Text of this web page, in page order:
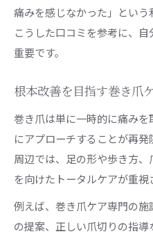
痛みを感じなかった」という
こうした口コミを参考に、
重要です。
根本改善を目指す巻き爪
巻き爪は単に一時的に痛み
にアプローチすることが再
周辺では、足の形や歩き方
を向けたトータルケアが重視
例えば、巻き爪ケア専門の
の提案、正しい爪切りの指